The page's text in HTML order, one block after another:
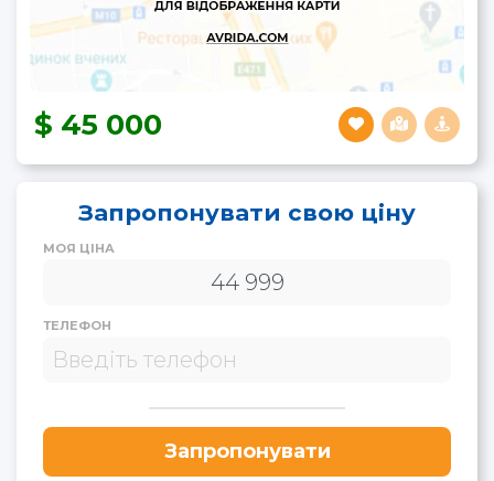
45 000
Запропонувати свою ціну
МОЯ ЦІНА
ТЕЛЕФОН
Запропонувати